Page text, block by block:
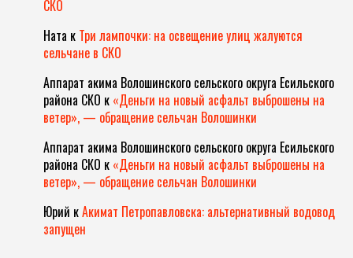
СКО
Ната к Три лампочки: на освещение улиц жалуются
сельчане в СКО
Аппарат акима Волошинского сельского округа Есильского
района СКО к «Деньги на новый асфальт выброшены на
ветер», — обращение сельчан Волошинки
Аппарат акима Волошинского сельского округа Есильского
района СКО к «Деньги на новый асфальт выброшены на
ветер», — обращение сельчан Волошинки
Юрий кАкимат Петропавловска: альтернативный водовод
запущен